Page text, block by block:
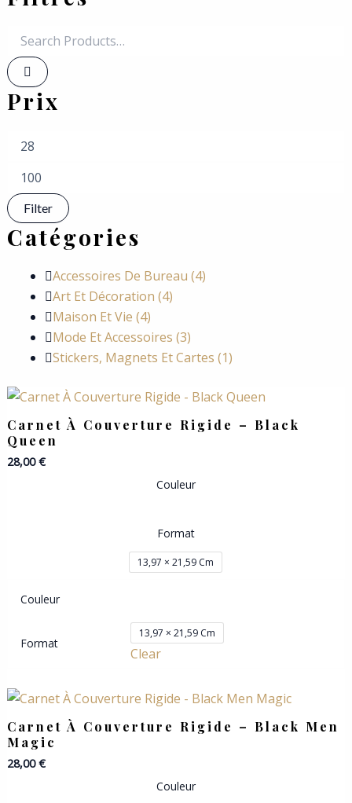
Prix
Filter
Catégories
Accessoires De Bureau (4)
Art Et Décoration (4)
Maison Et Vie (4)
Mode Et Accessoires (3)
Stickers, Magnets Et Cartes (1)
Carnet À Couverture Rigide – Black
Queen
28,00€
Couleur
Format
13,97 × 21,59 Cm
Couleur
Format
13,97 × 21,59 Cm
Clear
Carnet À Couverture Rigide – Black Men
Magic
28,00€
Couleur